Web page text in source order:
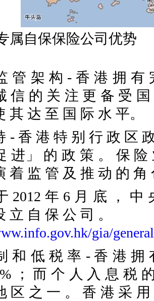
属自保保险公司优势
管 架 构 - 香 港 拥 有
信 的 关 注 更 备 受
其 达 至 国 际 水 平。
- 香 港 特 别 行 政 区
进」 的 政 策 。 保
着 监 管 及 推 动 的 角
2012 年 6 月 底 ，
立 自 保 公 司 。
gia/
和 低 税 率 - 香 港 拥
； 而 个 人 入 息 税
区 之 一 。 香 港 采